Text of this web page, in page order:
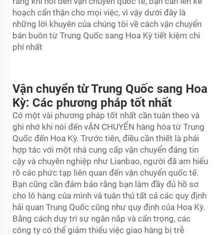
hoạch cẩn thận cho mọi việc, vì vậy dưới đây là
những lời khuyên của chúng tôi về cách vận chuyển
bán buôn từ Trung Quốc sang Hoa Kỳ tiết kiệm chi
phí nhất
Vận chuyển từ Trung Quốc sang Hoa
Kỳ: Các phương pháp tốt nhất
Có một vài phương pháp tốt nhất cần tuân theo và
ghi nhớ khi nói đến vẬN CHUYỂN hàng hóa từ Trung
Quốc đến Hoa Kỳ. Trước tiên, điều cần thiết là phải
hợp tác với một nhà cung cấp vận chuyển đáng tin
cậy và chuyên nghiệp như Lianbao, người đã am hiểu
rõ các phức tạp liên quan đến vận chuyển quốc tế.
Bạn cũng cần đảm bảo rằng bạn làm đầy đủ hồ sơ
cho lô hàng của mình và tuân thủ tất cả các quy định
hải quan Trung Quốc cũng như quy định của Hoa Kỳ.
Bằng cách duy trì sự ngăn nắp và cẩn trọng, các
công ty có thể giảm thiểu việc giao hàng bị trễ